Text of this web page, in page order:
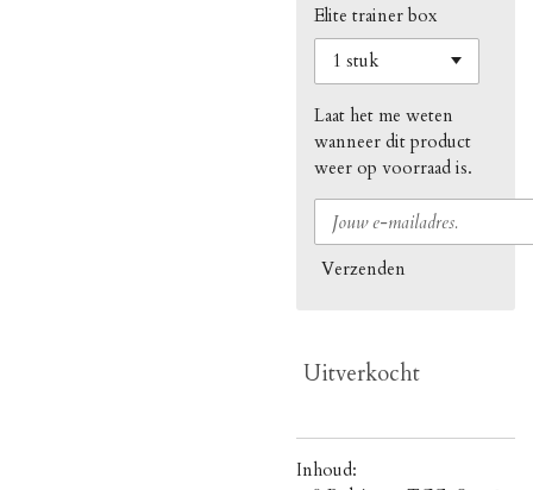
Elite trainer box
Laat het me weten
wanneer dit product
weer op voorraad is.
Verzenden
Uitverkocht
Inhoud: